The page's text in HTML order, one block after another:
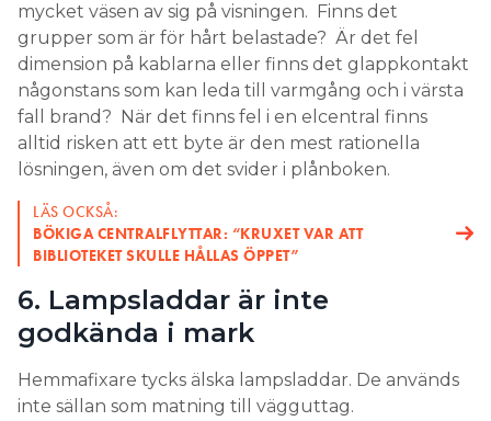
mycket väsen av sig på visningen. Finns det
grupper som är för hårt belastade? Är det fel
dimension på kablarna eller finns det glappkontakt
någonstans som kan leda till varmgång och i värsta
fall brand? När det finns fel i en elcentral finns
alltid risken att ett byte är den mest rationella
lösningen, även om det svider i plånboken.
LÄS OCKSÅ:
BÖKIGA CENTRALFLYTTAR: “KRUXET VAR ATT
BIBLIOTEKET SKULLE HÅLLAS ÖPPET”
6. Lampsladdar är inte
godkända i mark
Hemmafixare tycks älska lampsladdar. De används
inte sällan som matning till vägguttag.